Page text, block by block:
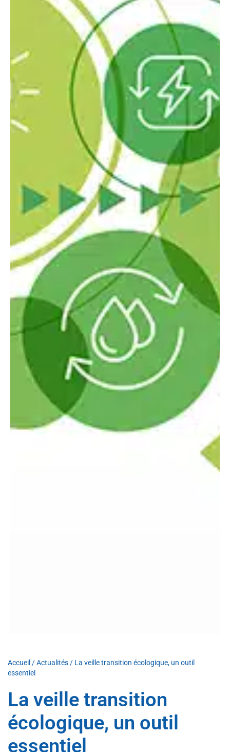
Accueil /Actualités/ La veille transition écologique, un outil
essentiel
La veille transition
écologique, un outil
essentiel